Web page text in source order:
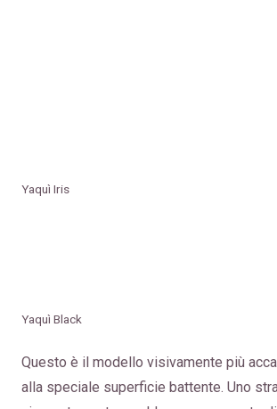
Yaquì Iris
Yaquì Black
Questo è il modello visivamente più
alla speciale superficie battente. Uno